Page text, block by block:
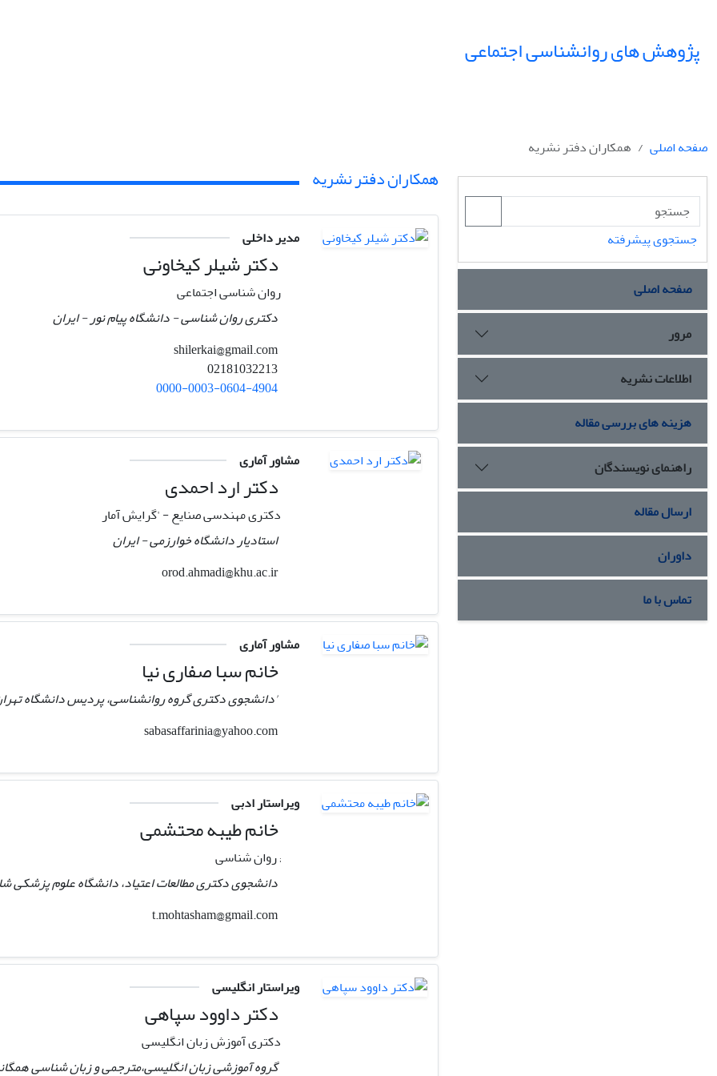
پژوهش های روانشناسی اجتماعی
صفحه اصلی همکاران دفتر نشریه
جستجوی پیشرفته
صفحه اصلی
مرور
اطلاعات نشریه
هزینه های بررسی مقاله
راهنمای نویسندگان
ارسال مقاله
داوران
تماس با ما
همکاران دفتر نشریه
مدیر داخلی
دکتر شیلر کیخاونی
روان شناسی اجتماعی
دکتری روان شناسی - دانشگاه پیام نور - ایران
0000-0003-0604-4904
مشاور آماری
دکتر ارد احمدی
دکتری مهندسی صنایع - 'گرایش آمار
استادیار دانشگاه خوارزمی - ایران
orod.ahmadi@khu.ac.ir
مشاور آماری
خانم سبا صفاری نیا
'دانشجوی دکتری گروه روانشناسی، پردیس دانشگاه
ویراستار ادبی
خانم طیبه محتشمی
; روان شناسی
دانشجوی دکتری مطالعات اعتیاد، دانشگاه علوم پزشکی
ویراستار انگلیسی
دکتر داوود سپاهی
دکتری آموزش زبان انگلیسی
گروه آموزشی زبان انگلیسی،مترجمی و زبان شناسی